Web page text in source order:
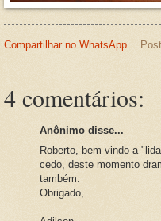
Compartilhar no WhatsApp
4 comentários:
Anônimo disse...
Roberto, bem vindo a
cedo, deste momento
também.
Obrigado,